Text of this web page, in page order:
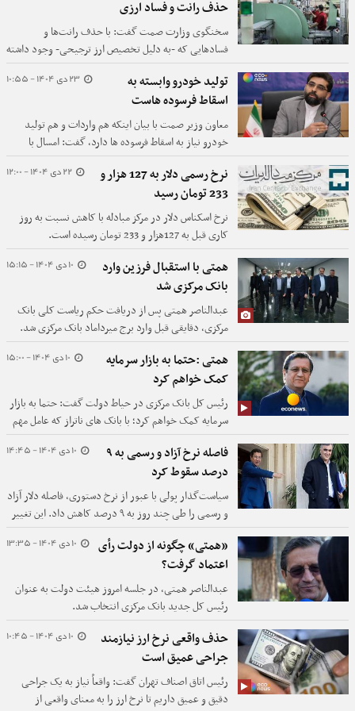
حذف رانت و فساد ارزی
سخنگوی وزارت صمت گفت: با حذف رانت‌ها و
فسادهایی که -به دلیل تخصیص ارز ترجیحی- وجود داشته
وضعیت تولید در آینده بهتر می‌شود.
23 دی 1404 - 10:55
تولید خودرو وابسته به
اسقاط فرسوده هاست
معاون وزیر صمت با بیان اینکه هم واردات و هم تولید
خودرو نیاز به اسقاط فرسوده ها دارد، گفت: امسال با
جدیت تمام نسبت به اسقاط موتورسیکلت های فرسوده
اقدام می کنیم.
22 دی 1404 - 12:00
نرخ رسمی دلار به 127 هزار و
233 تومان رسید
نرخ اسکناس دلار در مرکز مبادله با کاهش نسبت به روز
کاری قبل به 127هزار و 233 تومان رسیده است.
10 دی 1404 - 15:15
همتی با استقبال فرزین وارد
بانک مرکزی شد
عبدالناصر همتی پس از دریافت حکم ریاست کلی بانک
مرکزی، دقایقی قبل وارد برج میرداماد بانک مرکزی شد.
10 دی 1404 - 15:00
همتی :حتما به بازار سرمایه
کمک خواهم کرد
رئیس کل بانک مرکزی در حیاط دولت گفت: حتما به بازار
سرمایه کمک خواهم کرد؛ با بانک های ناتراز که عامل مهم
تورم در کشور است، برخورد می کنیم.
10 دی 1404 - 14:45
فاصله نرخ آزاد و رسمی به ۹
درصد سقوط کرد
سیاست‌گذار پولی با عبور از نرخ دستوری، فاصله دلار آزاد
و رسمی را طی چند روز به ۹ درصد کاهش داد. این تغییر
ریل، نویدبخش حذف رانت ارزی و حرکت قطعی به سمت
بازار تک‌نرخی است.
10 دی 1404 - 13:35
«همتی» چگونه از دولت رأی
اعتماد گرفت؟
عبدالناصر همتی، در جلسه امروز هیئت دولت به عنوان
رئیس کل جدید بانک مرکزی انتخاب شد.
10 دی 1404 - 10:45
حذف واقعی نرخ ارز نیازمند
جراحی عمیق است
رئیس اتاق اصناف تهران گفت: واقعاً نیاز به یک جراحی
دقیق و عمیق داریم تا نرخ ارز را به معنای واقعی از